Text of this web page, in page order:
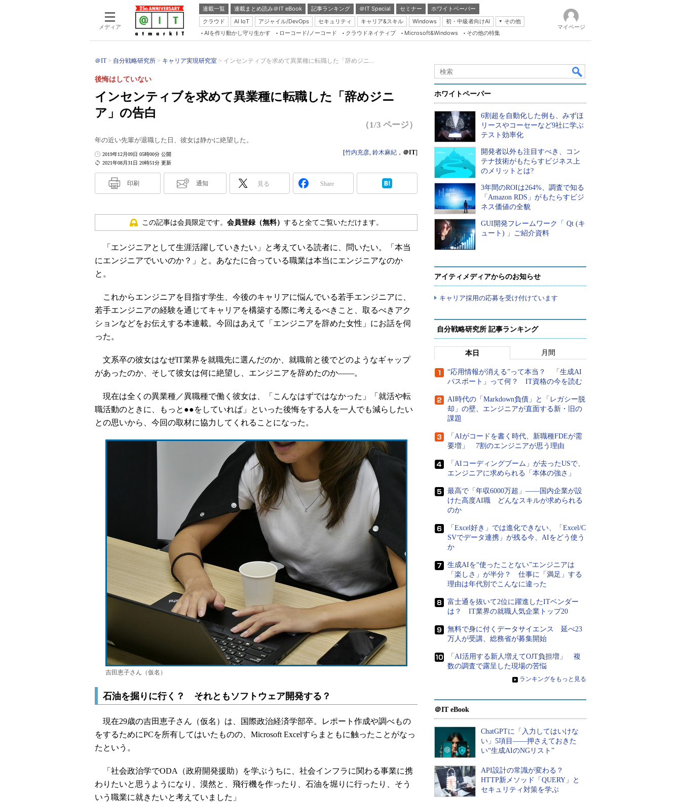
メディア
連載一覧 連載まとめ読み＠IT eBook 記事ランキング ＠IT Special セミナー
ホワイトペーパー
クラウド
AI IoT アジャイル/DevOps セキュリティ キャリア&スキル Windows 初・中級者向けAI
その他
Server & Storage
Database Expert
Master of IP Network
Security & Trust
AIを作り動かし守り生かす ローコード/ノーコード クラウドネイティブ Microsoft&Windows その他の特集
マイページ
＠IT 自分戦略研究所 キャリア実現研究室 インセンティブを求めて異業種に転職した「辞めジニ...
インセンティブを求めて異業種に転職した「辞めジニ
ア」の告白
後悔はしていない
（1/3 ページ）
年の近い先輩が退職した日、彼女は静かに絶望した。
2021年08月31日 20時51分 更新
2019年12月09日 05時00分 公開 [竹内充彦, 鈴木麻紀 ， ＠IT]
印刷 通知 見る Share
この記事は会員限定です。 会員登録（無料） すると全てご覧いただけます。
「エンジニアとして生涯活躍していきたい」と考えている読者に、問いたい。「本当
にエンジニアでいいのか？」と。あなたに合っている職業は本当にエンジニアなのか
と。
これからエンジニアを目指す学生、今後のキャリアに悩んでいる若手エンジニアに、
若手エンジニアの経験を通じてキャリアを構築する際に考えるべきこと、取るべきアク
ションなどをお伝えする本連載。今回はあえて「エンジニアを辞めた女性」にお話を伺
った。
文系卒の彼女はなぜIT業界を就職先に選んだのか、就職前と後でどのようなギャップ
があったのか、そして彼女は何に絶望し、エンジニアを辞めたのか――。
現在は全くの異業種／異職種で働く彼女は、「こんなはずではなかった」「就活や転
職活動のときに、もっと●●をしていれば」といった後悔をする人を一人でも減らしたい
との思いから、今回の取材に協力してくれることになった。
吉田恵子さん（仮名）
石油を掘りに行く？ それともソフトウェア開発する？
現在29歳の吉田恵子さん（仮名）は、国際政治経済学部卒。レポート作成や調べもの
をするためにPCを所有してはいたものの、Microsoft Excelすらまともに触ったことがなっ
たという。
「社会政治学でODA（政府開発援助）を学ぶうちに、社会インフラに関わる事業に携
わりたいと思うようになり、漠然と、飛行機を作ったり、石油を堀りに行ったり、そう
いう職業に就きたいと考えていました」
ホワイトペーパー
6割超を自動化した例も、みずほ
リースやコーセーなど9社に学ぶ
テスト効率化
開発者以外も注目すべき、コン
テナ技術がもたらすビジネス上
のメリットとは?
3年間のROIは264%、調査で知る
「Amazon RDS」がもたらすビジ
ネス価値の全貌
GUI開発フレームワーク「 Qt (キ
ュート) 」ご紹介資料
アイティメディアからのお知らせ
キャリア採用の応募を受け付けています
自分戦略研究所 記事ランキング
本日 月間
“応用情報が消える”って本当？ 「生成AI
パスポート」って何？ IT資格の今を読む
AI時代の「Markdown負債」と「レガシー脱
却」の壁、エンジニアが直面する新・旧の
課題
「AIがコードを書く時代、新職種FDEが需
要増」 7割のエンジニアが思う理由
「AIコーディングブーム」が去ったUSで、
エンジニアに求められる「本体の強さ」
最高で「年収6000万超」――国内企業が設
けた高度AI職 どんなスキルが求められる
のか
「Excel好き」では進化できない、「Excel/C
SVでデータ連携」が残る今、AIをどう使う
か
生成AIを“使ったことない”エンジニアは
「楽しさ」が半分？ 仕事に「満足」する
理由は年代別でこんなに違った
富士通を抜いて2位に躍進したITベンダー
は？ IT業界の就職人気企業トップ20
無料で身に付くデータサイエンス 延べ23
万人が受講、総務省が募集開始
「AI活用する新人増えてOJT負担増」 複
数の調査で露呈した現場の苦悩
» ランキングをもっと見る
＠IT eBook
ChatGPTに「入力してはいけな
い」5項目――押さえておきた
い“生成AIのNGリスト”
API設計の常識が変わる？
HTTP新メソッド「QUERY」と
セキュリティ対策を学ぶ